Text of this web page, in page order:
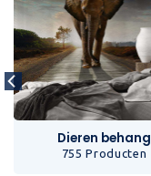
Dieren behang
755 Producten